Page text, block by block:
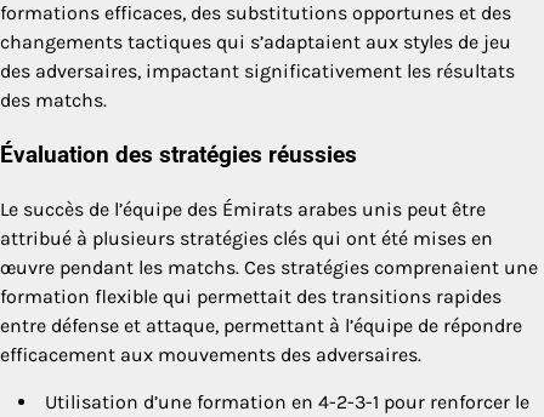
formations efficaces, des substitutions opportunes et des
changements tactiques qui s’adaptaient aux styles de jeu
des adversaires, impactant significativement les résultats
des matchs.
Évaluation des stratégies réussies
Le succès de l’équipe des Émirats arabes unis peut être
attribué à plusieurs stratégies clés qui ont été mises en
œuvre pendant les matchs. Ces stratégies comprenaient une
formation flexible qui permettait des transitions rapides
entre défense et attaque, permettant à l’équipe de répondre
efficacement aux mouvements des adversaires.
Utilisation d’une formation en 4-2-3-1 pour renforcer le